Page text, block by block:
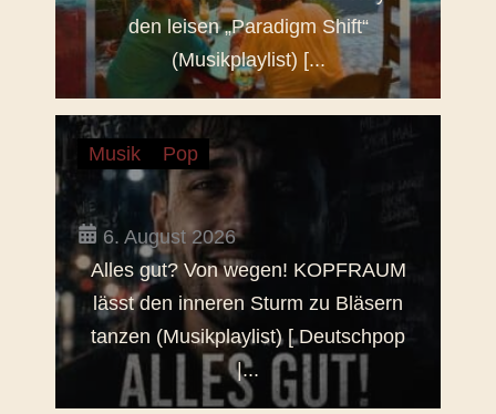
den leisen „Paradigm Shift“
(Musikplaylist) [...
Musik Pop
6. August 2026
Alles gut? Von wegen! KOPFRAUM
lässt den inneren Sturm zu Bläsern
tanzen (Musikplaylist) [ Deutschpop
|...